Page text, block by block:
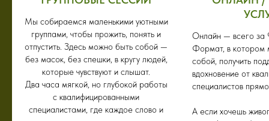
Мы собираемся маленькими уютными
группами, чтобы прожить, понять и
отпустить. Здесь можно быть собой —
без масок, без спешки, в кругу людей,
которые чувствуют и слышат.
Два часа мягкой, но глубокой работы
с квалифицированными
специалистами, где каждое слово и
Онлайн — всего за
Формат, в котором
собой, получить
вдохновение от
специалистов
А если хочешь